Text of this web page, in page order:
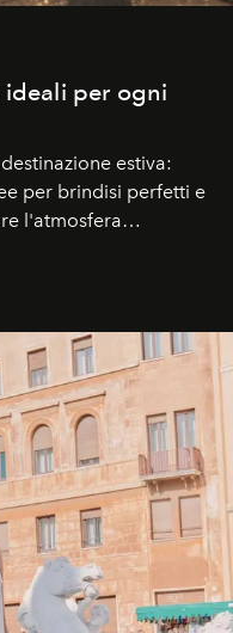
per ogni
estiva:
per brindisi perfetti e
l'atmosfera